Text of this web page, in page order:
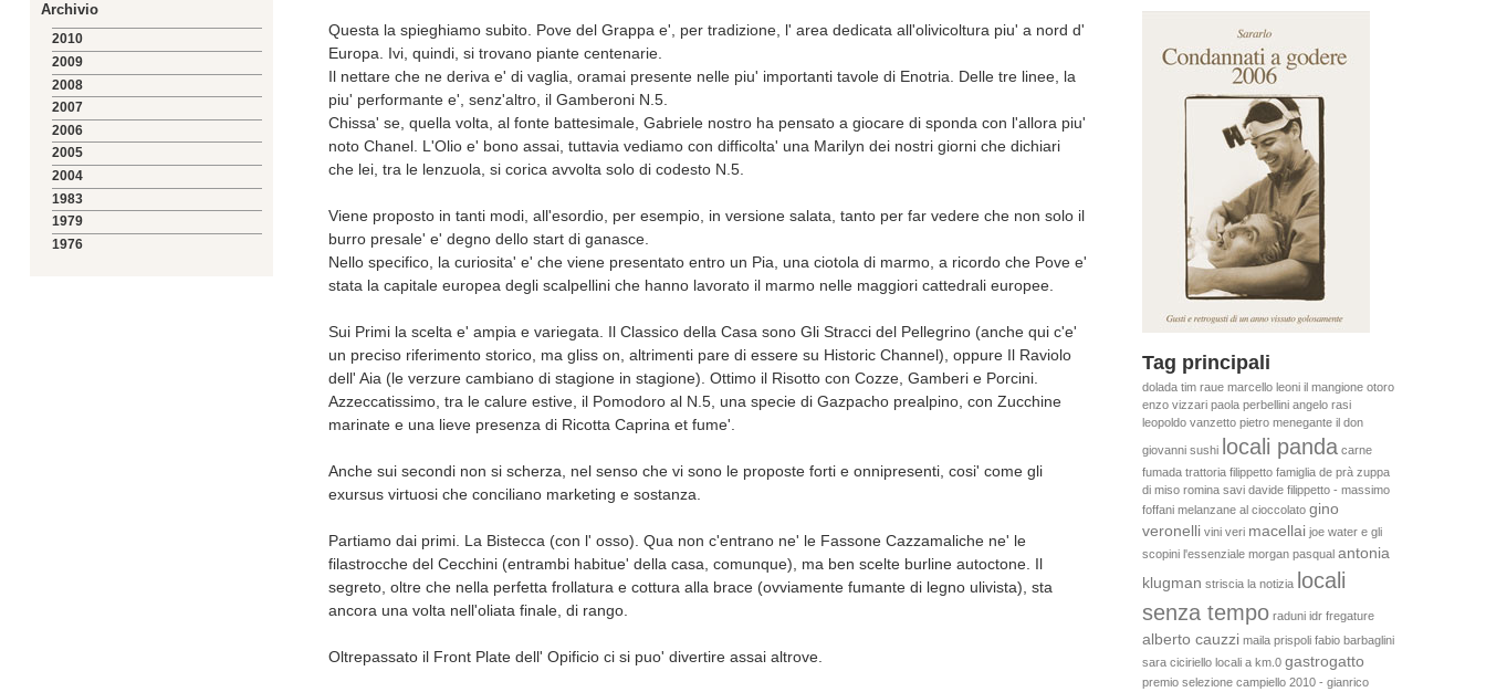
Archivio
2010
2009
2008
2007
2006
2005
2004
1983
1979
1976
Questa la spieghiamo subito. Pove del Grappa e', per tradizione, l' area dedicata all'olivicoltura piu' a nord d'
Europa. Ivi, quindi, si trovano piante centenarie.
Il nettare che ne deriva e' di vaglia, oramai presente nelle piu' importanti tavole di Enotria. Delle tre linee, la
piu' performante e', senz'altro, il Gamberoni N.5.
Chissa' se, quella volta, al fonte battesimale, Gabriele nostro ha pensato a giocare di sponda con l'allora piu'
noto Chanel. L'Olio e' bono assai, tuttavia vediamo con difficolta' una Marilyn dei nostri giorni che dichiari
che lei, tra le lenzuola, si corica avvolta solo di codesto N.5.
Viene proposto in tanti modi, all'esordio, per esempio, in versione salata, tanto per far vedere che non solo il
burro presale' e' degno dello start di ganasce.
Nello specifico, la curiosita' e' che viene presentato entro un Pia, una ciotola di marmo, a ricordo che Pove e'
stata la capitale europea degli scalpellini che hanno lavorato il marmo nelle maggiori cattedrali europee.
Sui Primi la scelta e' ampia e variegata. Il Classico della Casa sono Gli Stracci del Pellegrino (anche qui c'e'
un preciso riferimento storico, ma gliss on, altrimenti pare di essere su Historic Channel), oppure Il Raviolo
dell' Aia (le verzure cambiano di stagione in stagione). Ottimo il Risotto con Cozze, Gamberi e Porcini.
Azzeccatissimo, tra le calure estive, il Pomodoro al N.5, una specie di Gazpacho prealpino, con Zucchine
marinate e una lieve presenza di Ricotta Caprina et fume'.
Anche sui secondi non si scherza, nel senso che vi sono le proposte forti e onnipresenti, cosi' come gli
exursus virtuosi che conciliano marketing e sostanza.
Partiamo dai primi. La Bistecca (con l' osso). Qua non c'entrano ne' le Fassone Cazzamaliche ne' le
filastrocche del Cecchini (entrambi habitue' della casa, comunque), ma ben scelte burline autoctone. Il
segreto, oltre che nella perfetta frollatura e cottura alla brace (ovviamente fumante di legno ulivista), sta
ancora una volta nell'oliata finale, di rango.
Oltrepassato il Front Plate dell' Opificio ci si puo' divertire assai altrove.
Tag principali
dolada tim raue marcello leoni il mangione otoro
enzo vizzari paola perbellini angelo rasi
leopoldo vanzetto pietro menegante il don
giovanni sushi locali panda carne
fumada trattoria filippetto famiglia de prà zuppa
di miso romina savi davide filippetto - massimo
foffani melanzane al cioccolato gino
veronelli vini veri macellai joe water e gli
scopini l'essenziale morgan pasqual antonia
klugman striscia la notizia
locali
senza tempo raduni idr fregature
alberto cauzzi maila prispoli fabio barbaglini
sara ciciriello locali a km.0 gastrogatto
premio selezione campiello 2010 - gianrico